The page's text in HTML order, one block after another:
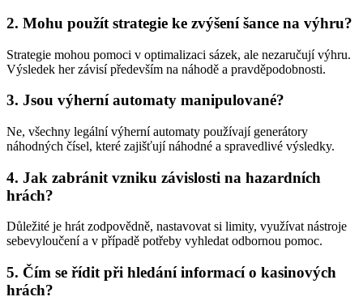
2. Mohu použít strategie ke zvýšení šance na výhru?
Strategie mohou pomoci v optimalizaci sázek, ale nezaručují výhru.
Výsledek her závisí především na náhodě a pravděpodobnosti.
3. Jsou výherní automaty manipulované?
Ne, všechny legální výherní automaty používají generátory
náhodných čísel, které zajišťují náhodné a spravedlivé výsledky.
4. Jak zabránit vzniku závislosti na hazardních
hrách?
Důležité je hrát zodpovědně, nastavovat si limity, využívat nástroje
sebevyloučení a v případě potřeby vyhledat odbornou pomoc.
5. Čím se řídit při hledání informací o kasinových
hrách?